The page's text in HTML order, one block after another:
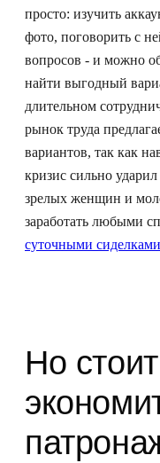
просто: изучить
фото, поговорить с
вопросов - и можно
найти выгодный
длительном
рынок труда
вариантов, так как
кризис сильно
зрелых женщин и
заработать любыми
суточными сиделками
Но